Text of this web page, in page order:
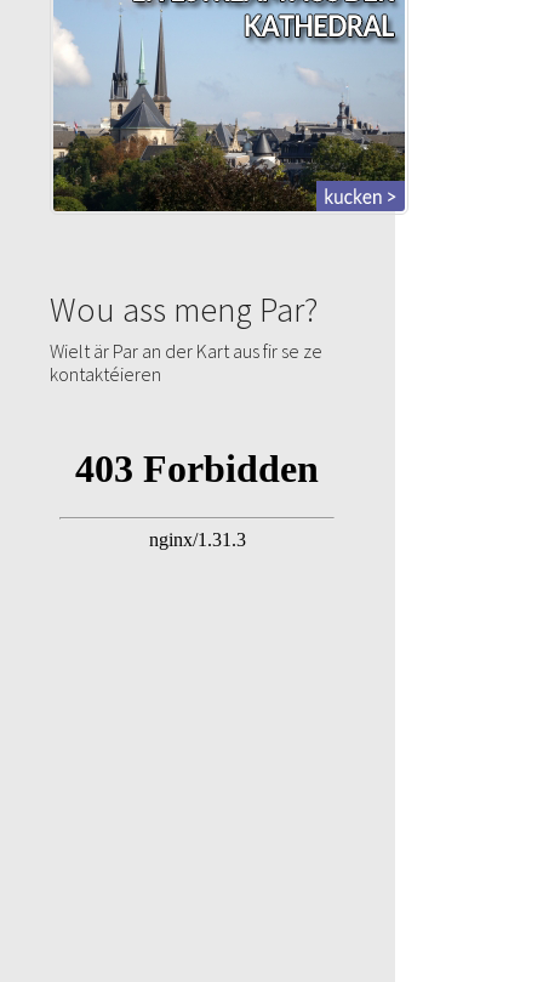
Wou ass meng Par?
Wielt är Par an der Kart aus fir se ze
kontaktéieren